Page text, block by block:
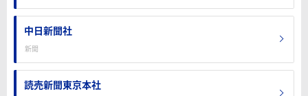
中日新聞社
新聞
読売新聞東京本社